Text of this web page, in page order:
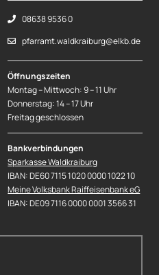
08638 9536 0
pfarramt.waldkraiburg@elkb.de
Öffnungszeiten
Montag – Mittwoch: 9 – 11 Uhr
Donnerstag: 14 – 17 Uhr
Freitag geschlossen
Bankverbindungen
Sparkasse Waldkraiburg
IBAN: DE60 7115 1020 0000 1022 10
Meine Volksbank Raiffeisenbank eG
IBAN: DE09 7116 0000 0001 3566 31